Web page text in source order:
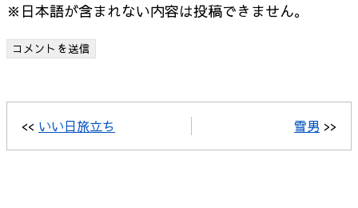
※日本語が含まれない内容は投稿できません。
<< いい日旅立ち 雪男 >>